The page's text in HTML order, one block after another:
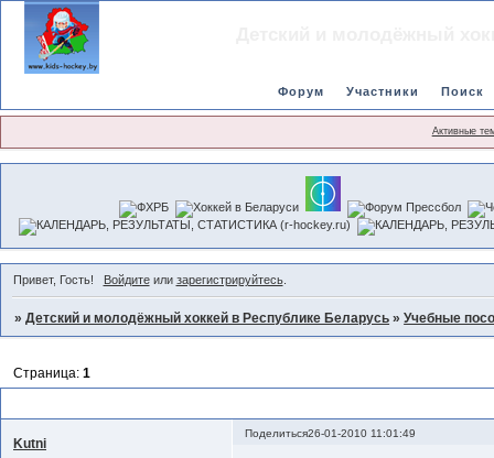
Форум Участники Поиск
Активные
Привет, Гость! Войдитеили зарегистрируйтесь.
»Детский и молодёжный хоккей в Республике Беларусь »Учебные
Страница:1
Поделиться26-01-2010 11:01:49
Kutni